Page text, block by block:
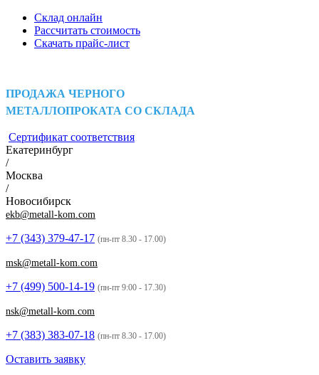
Склад онлайн
Рассчитать стоимость
Скачать прайс-лист
ПРОДАЖА ЧЕРНОГО
МЕТАЛЛОПРОКАТА СО СКЛАДА
Сертификат соответствия
Екатеринбург
/
Москва
/
Новосибирск
ekb@metall-kom.com
+7 (343) 379-47-17 (пн-пт 8.30 - 17.00)
msk@metall-kom.com
+7 (499) 500-14-19 (пн-пт 9:00 - 17.30)
nsk@metall-kom.com
+7 (383) 383-07-18 (пн-пт 8.30 - 17.00)
Оставить заявку